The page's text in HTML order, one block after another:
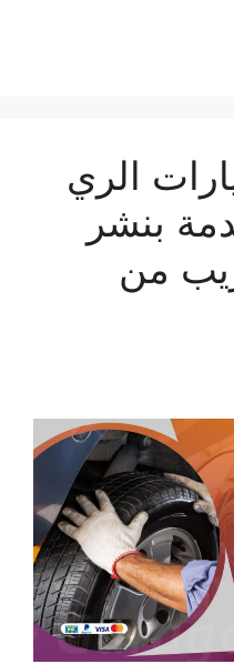
الري
خدمة بنشر
من